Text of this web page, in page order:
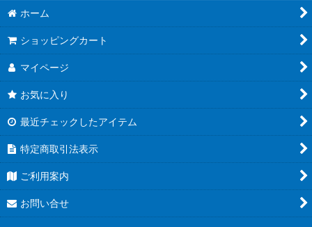
お道具類
クイリングキット
ペーパー類
●ウエディング●
★クリスマス特集★
ホーム
ショッピングカート
マイページ
お気に入り
最近チェックしたアイテム
特定商取引法表示
ご利用案内
お問い合せ